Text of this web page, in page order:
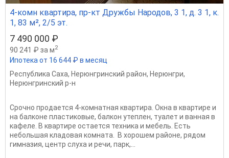
4-комн квартира, пр-кт Дружбы Народов, 3 1, д. 3 1, к.
1, 83 м², 2/5 эт.
7 490 000 ₽
90 241 ₽ за м2
Ипотека от 16 644 ₽ в месяц
Республика Саха, Нерюнгринский район, Нерюнгри,
Нерюнгринский р-н
Срочно продается 4-комнатная квартира. Окна в квартире и
на балконе пластиковые, балкон утеплен, туалет и ванная в
кафеле. В квартире остается техника и мебель. Есть
небольшая кладовая комната. В хорошем районе, рядом
гимназия, центр слуха и речи, парк,...